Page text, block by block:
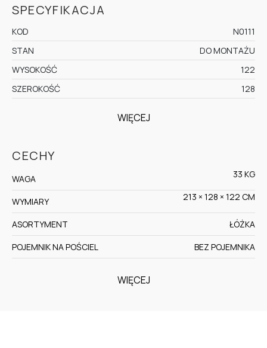
SPECYFIKACJA
KOD
N0111
STAN
DO MONTAŻU
WYSOKOŚĆ
122
SZEROKOŚĆ
128
WIĘCEJ
CECHY
WAGA 33 KG
WYMIARY 213 × 128 × 122 CM
ASORTYMENT
ŁÓŻKA
POJEMNIK NA POŚCIEL
BEZ POJEMNIKA
WIĘCEJ